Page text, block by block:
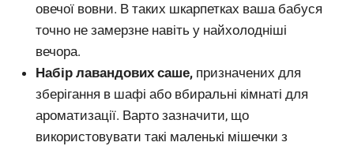
овечої вовни. В таких шкарпетках ваша бабуся
точно не замерзне навіть у найхолодніші
вечора.
Набір лавандових саше, призначених для
зберігання в шафі або вбиральні кімнаті для
ароматизації. Варто зазначити, що
використовувати такі маленькі мішечки з